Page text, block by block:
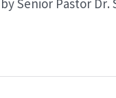
Senior Pastor